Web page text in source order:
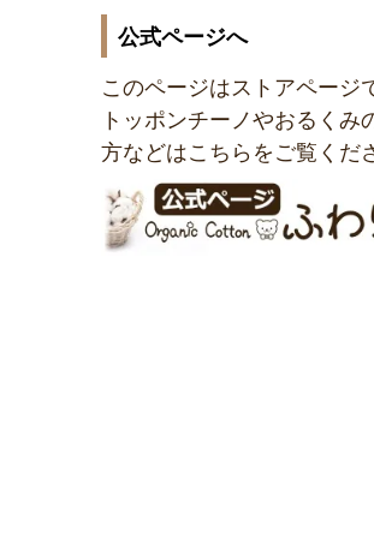
公式ページへ
このページはストアページ
トッポンチーノやおるくみ
方などはこちらをご覧くだ